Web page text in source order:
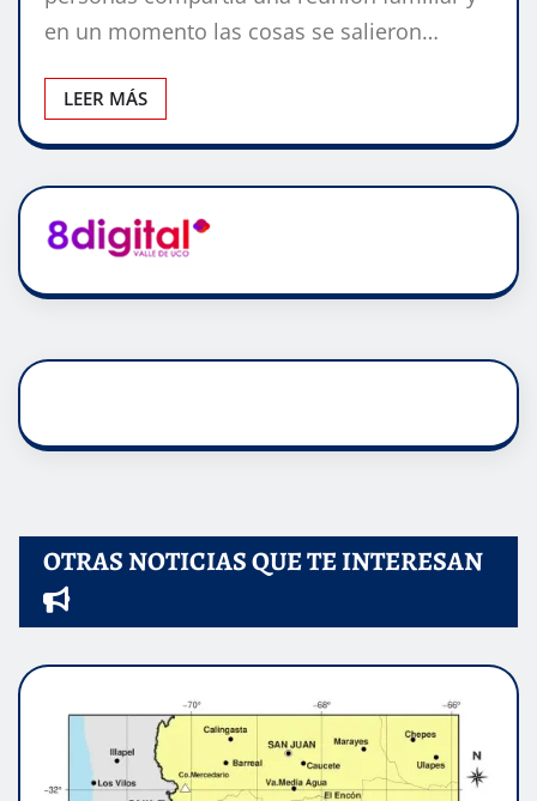
en un momento las cosas se salieron…
LEER MÁS
OTRAS NOTICIAS QUE TE INTERESAN